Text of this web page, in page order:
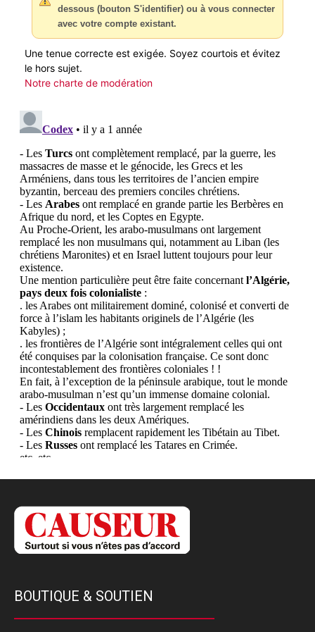
dessous (bouton S'identifier) ou à vous connecter
avec votre compte existant.
Une tenue correcte est exigée. Soyez courtois et évitez
le hors sujet.
Notre charte de modération
BOUTIQUE & SOUTIEN